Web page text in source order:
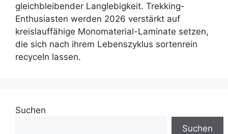
gleichbleibender Langlebigkeit. Trekking-
Enthusiasten werden 2026 verstärkt auf
kreislauffähige Monomaterial-Laminate setzen,
die sich nach ihrem Lebenszyklus sortenrein
recyceln lassen.
Suchen
Suchen